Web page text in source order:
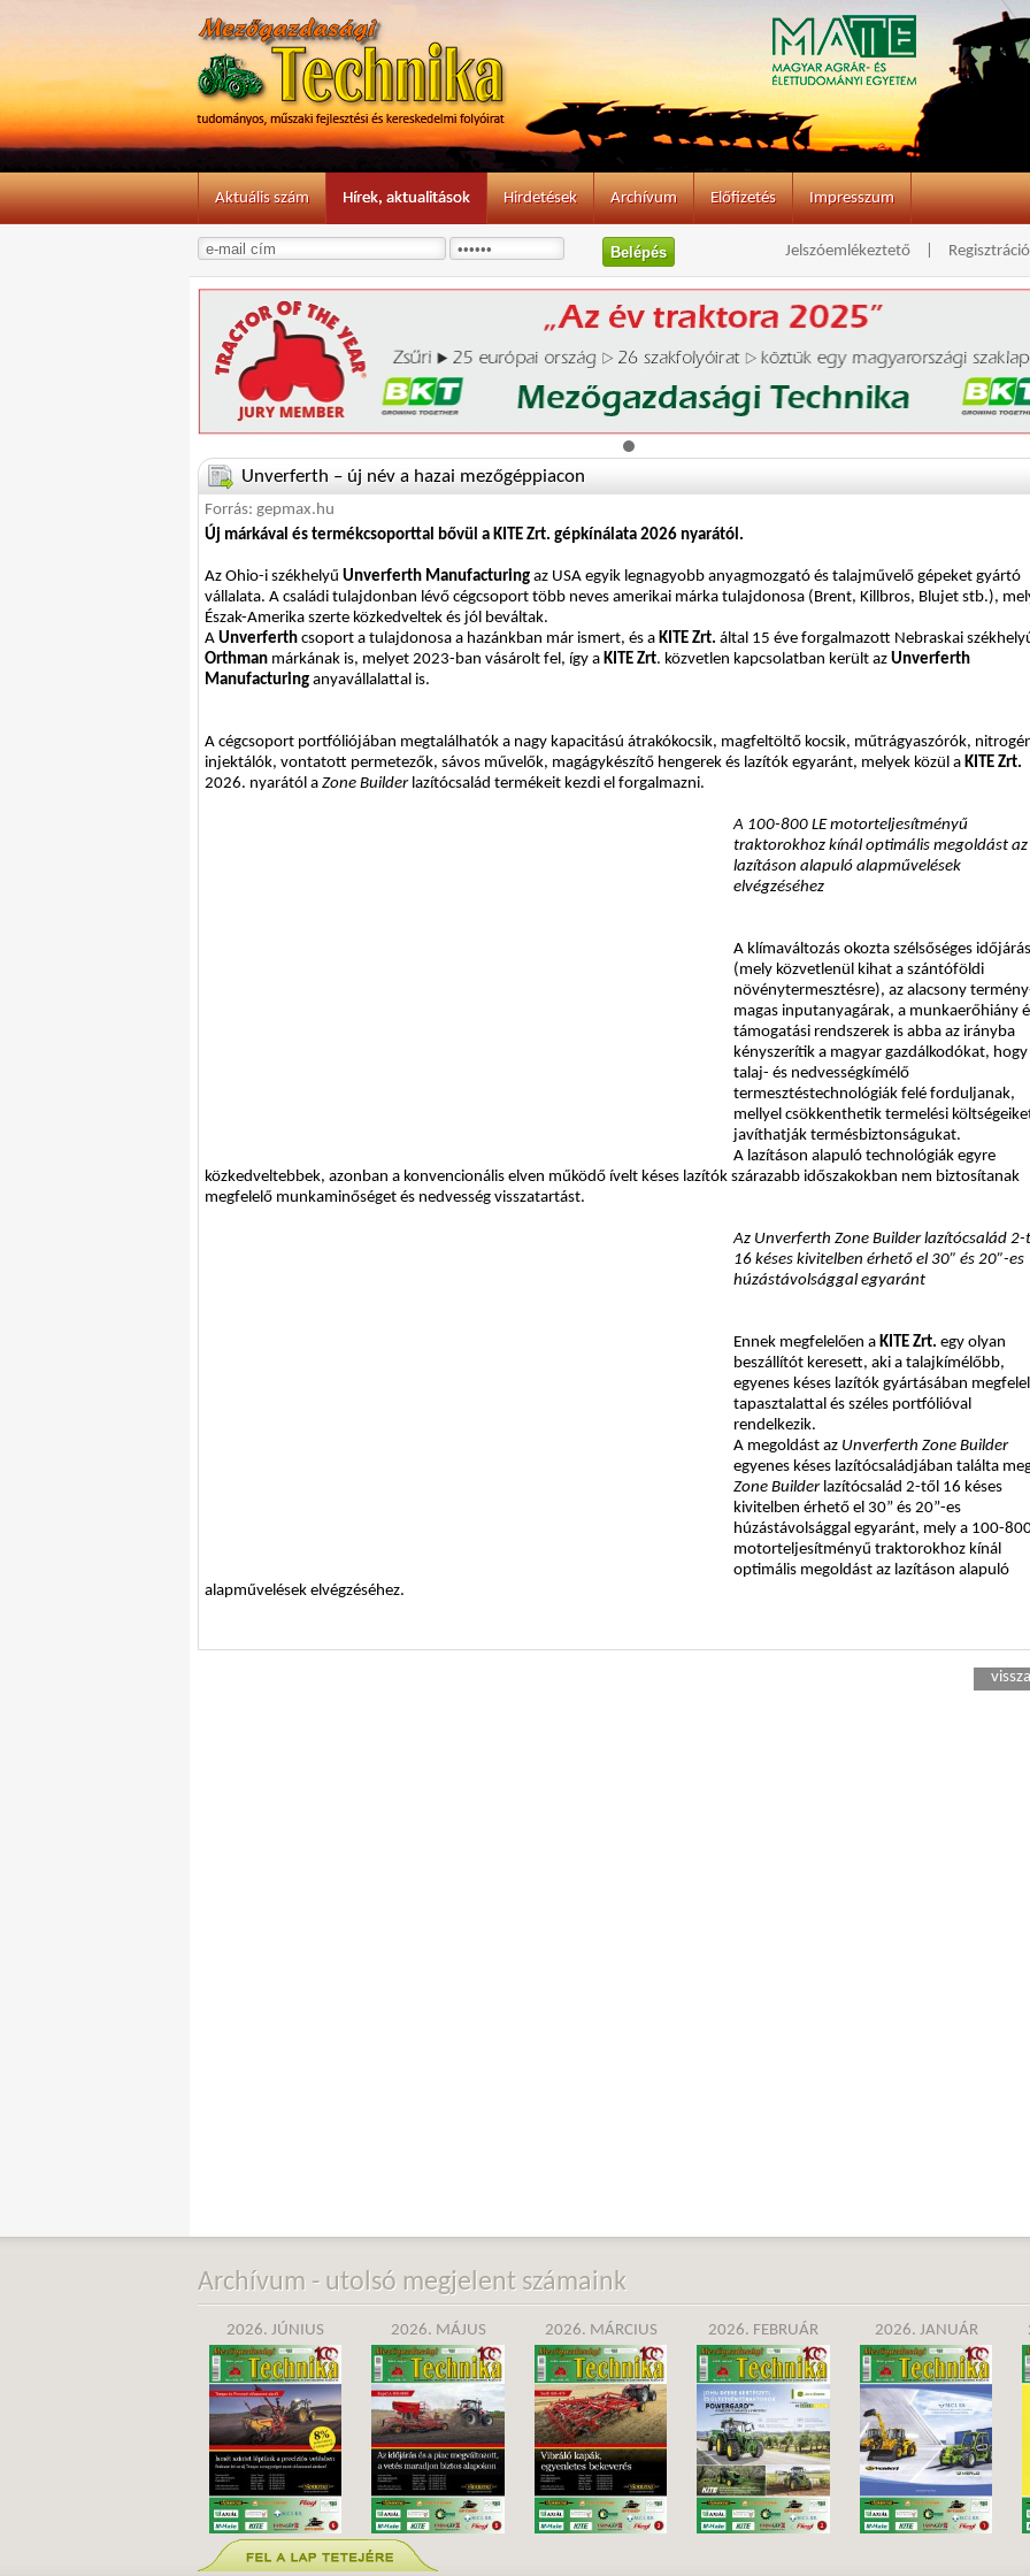
Aktuális szám Hírek, aktualitások Hirdetések Archívum Előfizetés Impresszum
Jelszóemlékeztető Regisztráció
Unverferth – új név a hazai mezőgéppiacon
Forrás: gepmax.hu
Új márkával és termékcsoporttal bővül a KITE Zrt. gépkínálata 2026 nyarától.
Az Ohio-i székhelyű Unverferth Manufacturing az USA egyik legnagyobb anyagmozgató és talajművelő gépeket gyártó
vállalata. A családi tulajdonban lévő cégcsoport több neves amerikai márka tulajdonosa (Brent, Killbros, Blujet stb.),
Észak-Amerika szerte közkedveltek és jól beváltak.
A Unverferth csoport a tulajdonosa a hazánkban már ismert, és a KITE Zrt. által 15 éve forgalmazott Nebraskai
Orthman márkának is, melyet 2023-ban vásárolt fel, így a KITE Zrt. közvetlen kapcsolatban került az Unverferth
Manufacturing anyavállalattal is.
A cégcsoport portfóliójában megtalálhatók a nagy kapacitású átrakókocsik, magfeltöltő kocsik, műtrágyaszórók,
injektálók, vontatott permetezők, sávos művelők, magágykészítő hengerek és lazítók egyaránt, melyek közül a KITE Zrt.
2026. nyarától a Zone Builderlazítócsalád termékeit kezdi el forgalmazni.
A 100-800 LE motorteljesítményű
traktorokhoz kínál optimális megoldást az
lazításon alapuló alapművelések
elvégzéséhez
A klímaváltozás okozta szélsőséges időjárás
(mely közvetlenül kihat a szántóföldi
növénytermesztésre), az alacsony
magas inputanyagárak, a munkaerőhiány
támogatási rendszerek is abba az irányba
kényszerítik a magyar gazdálkodókat, hogy
talaj- és nedvességkímélő
termesztéstechnológiák felé forduljanak,
mellyel csökkenthetik termelési
javíthatják termésbiztonságukat.
A lazításon alapuló technológiák egyre
közkedveltebbek, azonban a konvencionális elven működő ívelt késes lazítók szárazabb időszakokban nem biztosítanak
megfelelő munkaminőséget és nedvesség visszatartást.
Az Unverferth Zone Builder lazítócsalád 2-
16 késes kivitelben érhető el 30” és 20”-es
húzástávolsággal egyaránt
Ennek megfelelően a KITE Zrt. egy olyan
beszállítót keresett, aki a talajkímélőbb,
egyenes késes lazítók gyártásában
tapasztalattal és széles portfólióval
rendelkezik.
A megoldást az Unverferth Zone Builder
egyenes késes lazítócsaládjában találta
Zone Builderlazítócsalád 2-től 16 késes
kivitelben érhető el 30” és 20”-es
húzástávolsággal egyaránt, mely a 100-
motorteljesítményű traktorokhoz kínál
optimális megoldást az lazításon alapuló
alapművelések elvégzéséhez.
Archívum - utolsó megjelent számaink
2026. JÚNIUS 2026. MÁJUS 2026. MÁRCIUS 2026. FEBRUÁR 2026. JANUÁR